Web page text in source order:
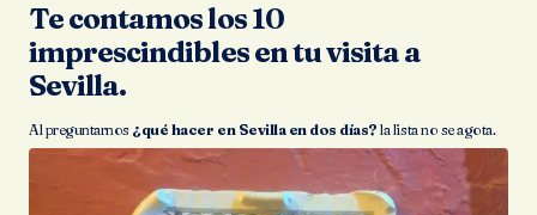
Te contamos los 10
imprescindibles en tu visita a
Sevilla.
Al preguntarnos ¿qué hacer en Sevilla en dos días?la lista no se agota.